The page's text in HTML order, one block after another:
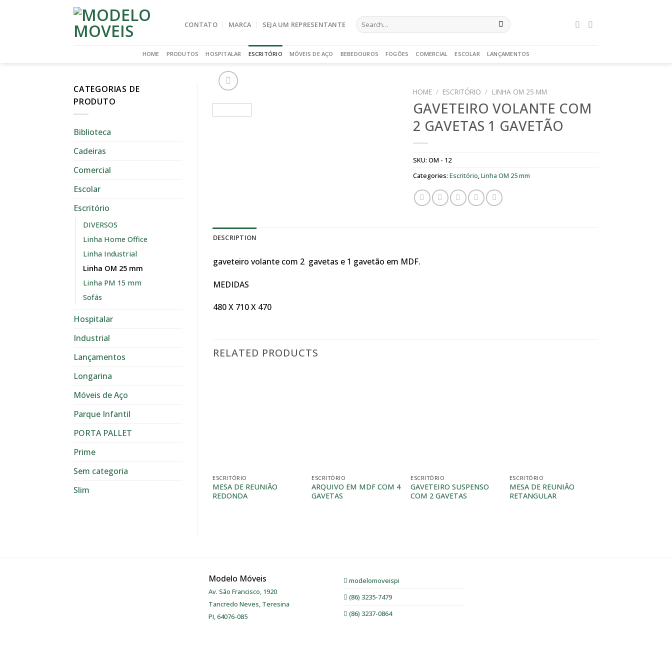
CONTATO MARCA SEJA UM REPRESENTANTE
Search
for:
HOME PRODUTOS HOSPITALAR ESCRITÓRIO MÓVEIS DE AÇO BEBEDOUROS FOGÕES COMERCIAL ESCOLAR LANÇAMENTOS
CATEGORIAS DE
PRODUTO
Biblioteca
Cadeiras
Comercial
Escolar
Escritório
DIVERSOS
Linha Home Office
Linha Industrial
Linha OM 25 mm
Linha PM 15 mm
Sofás
Hospitalar
Industrial
Lançamentos
Longarina
Móveis de Aço
Parque Infantil
PORTA PALLET
Prime
Sem categoria
Slim
HOME / ESCRITÓRIO / LINHA OM 25 MM
GAVETEIRO VOLANTE COM
2 GAVETAS 1 GAVETÃO
SKU:OM - 12
Categories:Escritório,Linha OM 25 mm
DESCRIPTION
gaveteiro volante com 2 gavetas e 1 gavetão em MDF.
MEDIDAS
480 X 710 X 470
RELATED PRODUCTS
ESCRITÓRIO
MESA DE REUNIÃO
REDONDA
ESCRITÓRIO
ARQUIVO EM MDF COM 4
GAVETAS
ESCRITÓRIO
GAVETEIRO SUSPENSO
COM 2 GAVETAS
ESCRITÓRIO
MESA DE REUNIÃO
RETANGULAR
Modelo Móveis
Av. São Francisco, 1920
Tancredo Neves, Teresina
PI, 64076-085
modelomoveispi
(86) 3235-7479
(86) 3237-0864